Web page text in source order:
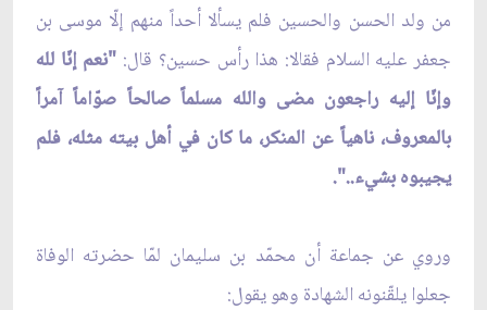
من ولد الحسن والحسين فلم يسألا أحداً منهم إلّا موسى بن
جعفر عليه السلام فقالا: هذا رأس حسين؟ قال: "نعم إنّا لله
وإنّا إليه راجعون مضى والله مسلماً صالحاً صوّاماً آمراً
بالمعروف، ناهياً عن المنكر، ما كان في أهل بيته مثله، فلم
يجيبوه بشيء..".
وروي عن جماعة أن محمّد بن سليمان لمّا حضرته الوفاة
جعلوا يلقّنونه الشهادة وهو يقول: